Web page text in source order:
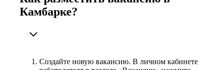
Камбарке?
Создайте новую вакансию. В личном кабинете